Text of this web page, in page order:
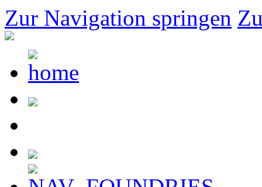
Zur Navigation springen